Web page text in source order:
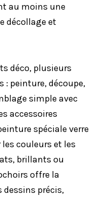
au moins une
décollage et
déco, plusieurs
: peinture, découpe,
simple avec
accessoires
spéciale verre
couleurs et les
brillants ou
offre la
dessins précis,